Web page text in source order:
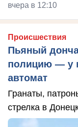
вчера в 12:10
Происшествия
Пьяный
полицию — у
автомат
Гранаты,
стрелка в